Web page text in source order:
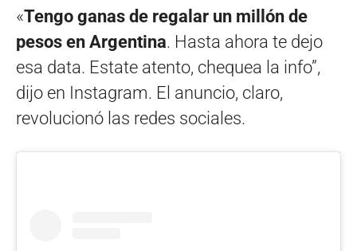
«Tengo ganas de regalar un millón de
pesos en Argentina. Hasta ahora te dejo
esa data. Estate atento, chequea la info”,
dijo en Instagram. El anuncio, claro,
revolucionó las redes sociales.